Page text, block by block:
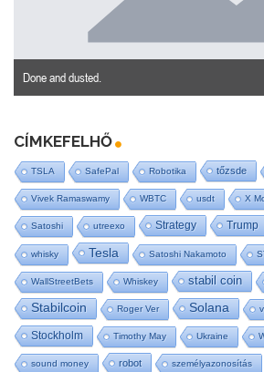
Done and dusted.
CÍMKEFELHŐ
TSLA SafePal Robotika tőzsde
Vivek Ramaswamy WBTC usdt X
Satoshi utreexo Strategy Trump
whisky Tesla Satoshi Nakamoto
WallStreetBets Whiskey stabil coin
Stabilcoin Roger Ver Solana
Stockholm Timothy May Ukraine
sound money robot személyazonosítás